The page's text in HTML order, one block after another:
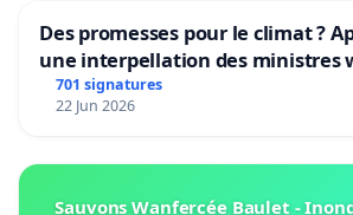
Des promesses pour le climat ?
une interpellation des ministres
climat et de l’environnement.
701 signatures
22 Jun 2026
Sauvons Wanfercée Baulet -